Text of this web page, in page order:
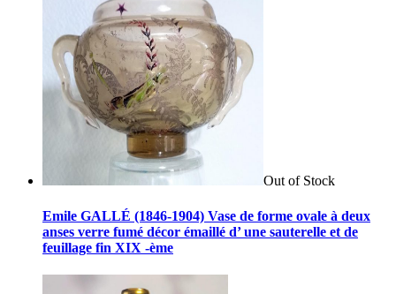
Out of Stock
Emile GALLÉ (1846-1904) Vase de forme ovale à deux
anses verre fumé décor émaillé d’ une sauterelle et de
feuillage fin XIX -ème